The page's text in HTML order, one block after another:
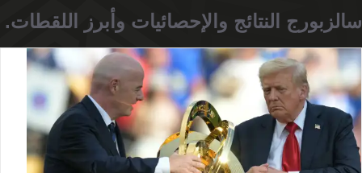
سالزبورج النتائج والإحصائيات وأبرز اللقطات.